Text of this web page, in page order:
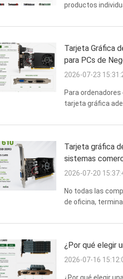
productos
Tarjeta Gráfica
para PCs de
2026-07-23
Para
tarjeta gráfica
Tarjeta gráfica
sistemas
2026-07-20
No todas las
de oficina,
¿Por qué elegir
2026-07-16